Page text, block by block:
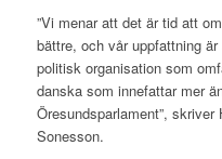
”Vi menar att det är tid att
bättre, och vår uppfattning
politisk organisation som
danska som innefattar mer
Öresundsparlament”,
Sonesson.